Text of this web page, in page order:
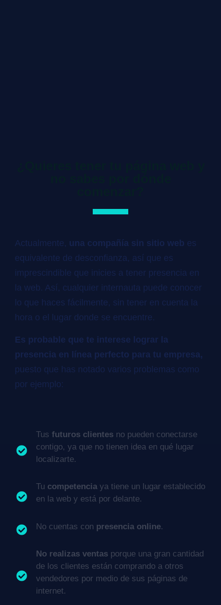
Actualmente, una compañía sin sitio web es
equivalente de desconfianza, así que es
imprescindible que inicies a tener presencia en
la web. Así, cualquier internauta puede conocer
lo que haces fácilmente, sin tener en cuenta la
hora o el lugar donde se encuentre.
Es probable que te interese lograr la
presencia en línea perfecto para tu empresa,
puesto que has notado varios problemas como
por ejemplo:
Tus futuros clientesno pueden conectarse
contigo, ya que no tienen idea en qué lugar
localizarte.
Tu competenciaya tiene un lugar establecido
en la web y está por delante.
No cuentas con presencia online.
No realizas ventasporque una gran cantidad
de los clientes están comprando a otros
vendedores por medio de sus páginas de
internet.